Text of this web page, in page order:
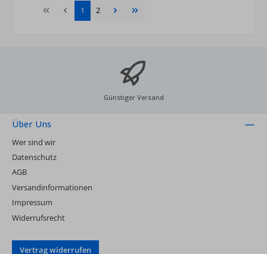
Seite
1 Seite
2
Günstiger Versand
Über Uns
Wer sind wir
Datenschutz
AGB
Versandinformationen
Impressum
Widerrufsrecht
Vertrag widerrufen